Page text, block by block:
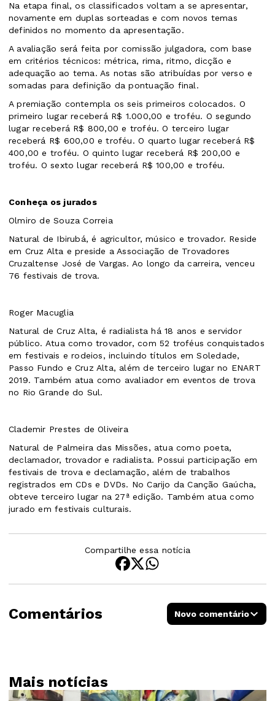
Na etapa final, os classificados voltam a se apresentar,
novamente em duplas sorteadas e com novos temas
definidos no momento da apresentação.
A avaliação será feita por comissão julgadora, com base
em critérios técnicos: métrica, rima, ritmo, dicção e
adequação ao tema. As notas são atribuídas por verso e
somadas para definição da pontuação final.
A premiação contempla os seis primeiros colocados. O
primeiro lugar receberá R$ 1.000,00 e troféu. O segundo
lugar receberá R$ 800,00 e troféu. O terceiro lugar
receberá R$ 600,00 e troféu. O quarto lugar receberá R$
400,00 e troféu. O quinto lugar receberá R$ 200,00 e
troféu. O sexto lugar receberá R$ 100,00 e troféu.
Conheça os jurados
Olmiro de Souza Correia
Natural de Ibirubá, é agricultor, músico e trovador. Reside
em Cruz Alta e preside a Associação de Trovadores
Cruzaltense José de Vargas. Ao longo da carreira, venceu
76 festivais de trova.
Roger Macuglia
Natural de Cruz Alta, é radialista há 18 anos e servidor
público. Atua como trovador, com 52 troféus conquistados
em festivais e rodeios, incluindo títulos em Soledade,
Passo Fundo e Cruz Alta, além de terceiro lugar no ENART
2019. Também atua como avaliador em eventos de trova
no Rio Grande do Sul.
Clademir Prestes de Oliveira
Natural de Palmeira das Missões, atua como poeta,
declamador, trovador e radialista. Possui participação em
festivais de trova e declamação, além de trabalhos
registrados em CDs e DVDs. No Carijo da Canção Gaúcha,
obteve terceiro lugar na 27ª edição. Também atua como
jurado em festivais culturais.
Compartilhe essa notícia
Comentários Novo comentário
Mais notícias